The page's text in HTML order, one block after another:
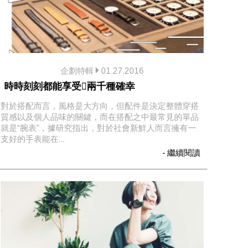
企劃特輯 01.27.2016
時時刻刻都能享受兩千種確幸
對於搭配而言，風格是大方向，但配件是決定整體穿搭
質感以及個人品味的關鍵，而在搭配之中最常見的單品
就是“腕表”，據研究指出，對於社會新鮮人而言擁有一
支好的手表能在...
- 繼續閱讀